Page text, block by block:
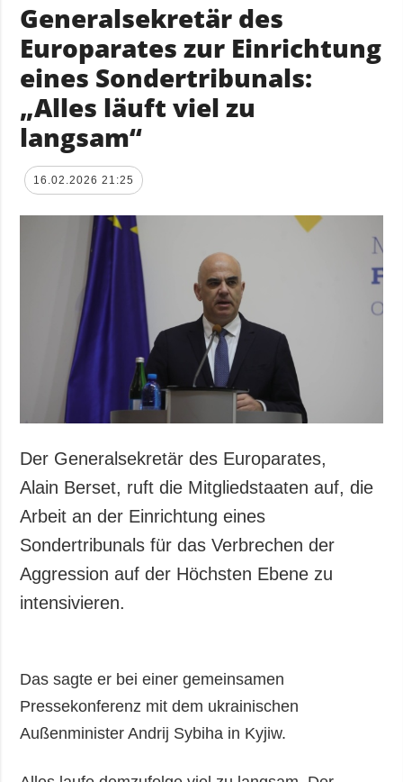
Generalsekretär des
Europarates zur Einrichtung
eines Sondertribunals:
„Alles läuft viel zu
langsam“
16.02.2026 21:25
Der Generalsekretär des Europarates,
Alain Berset, ruft die Mitgliedstaaten auf, die
Arbeit an der Einrichtung eines
Sondertribunals für das Verbrechen der
Aggression auf der Höchsten Ebene zu
intensivieren.
Das sagte er bei einer gemeinsamen
Pressekonferenz mit dem ukrainischen
Außenminister Andrij Sybiha in Kyjiw.